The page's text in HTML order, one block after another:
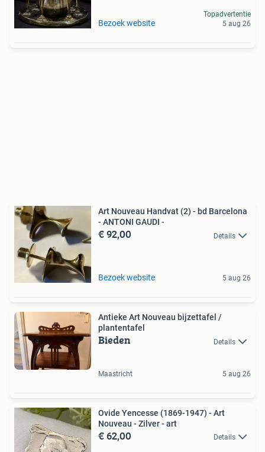
Bezoek website
Topadvertentie
5 aug 26
Art Nouveau Handvat (2) - bd Barcelona
- ANTONI GAUDI -
€ 92,00 Details
Bezoek website 5 aug 26
Antieke Art Nouveau bijzettafel /
plantentafel
Bieden Details
Maastricht 5 aug 26
Ovide Yencesse (1869-1947) - Art
Nouveau - Zilver - art
€ 62,00 Details